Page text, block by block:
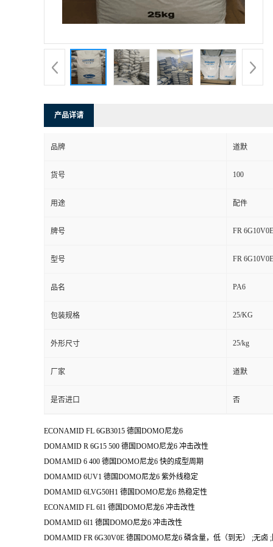
产品详请
品牌 道默
货号 100
用途 配件
牌号 FR 6G10V0E
型号 FR 6G10V0E
品名 PA6
包装规格 25/KG
外形尺寸 25/kg
厂家 道默
是否进口 否
ECONAMID FL 6GB3015 德国DOMO尼龙6
DOMAMID R 6G15 500 德国DOMO尼龙6 冲击改性
DOMAMID 6 400 德国DOMO尼龙6 快的成型周期
DOMAMID 6UV1 德国DOMO尼龙6 紫外线稳定
DOMAMID 6LVG50H1 德国DOMO尼龙6 热稳定性
ECONAMID FL 6I1 德国DOMO尼龙6 冲击改性
DOMAMID 6I1 德国DOMO尼龙6 冲击改性
DOMAMID FR 6G30V0E 德国DOMO尼龙6 磷含量，低（到无） ;无卤